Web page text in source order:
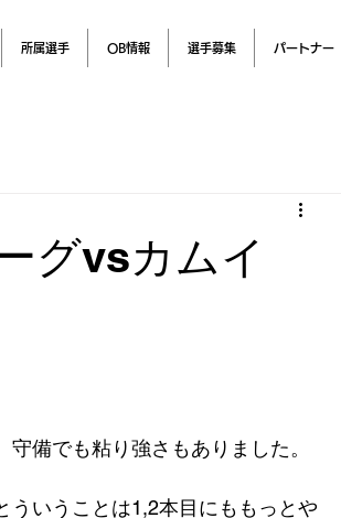
所属選手 OB情報 選手募集 パートナー
グvsカムイ
備でも粘り強さもありました。
ういうことは1,2本目にももっとや